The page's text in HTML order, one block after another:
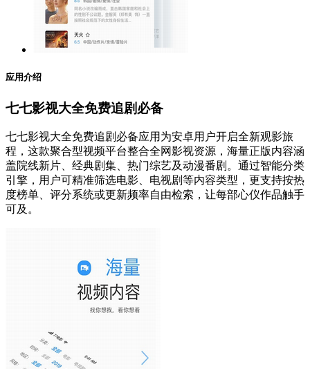
应用介绍
七七影视大全免费追剧必备
七七影视大全免费追剧必备应用为安卓用户开启全新观影旅
程，这款聚合型视频平台整合全网影视资源，海量正版内容涵
盖院线新片、经典剧集、热门综艺及动漫番剧。通过智能分类
引擎，用户可精准筛选电影、电视剧等内容类型，更支持按热
度榜单、评分系统或更新频率自由检索，让每部心仪作品触手
可及。